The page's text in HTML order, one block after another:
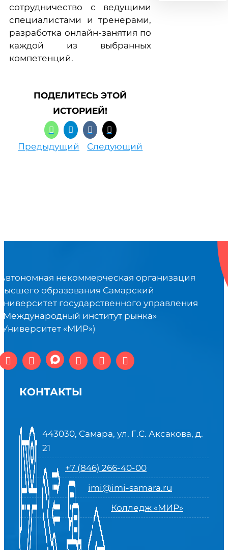
сотрудничество с ведущими
специалистами и тренерами,
разработка онлайн-занятия по
каждой из выбранных
компетенций.
ПОДЕЛИТЕСЬ ЭТОЙ
ИСТОРИЕЙ!
Предыдущий Следующий
некоммерческая организация
образования Самарский
государственного управления
институт рынка»
«МИР»)
КОНТАКТЫ
443030, Самара, ул. Г.С. Аксакова, д.
21
+7 (846) 266-40-00
imi@imi-samara.ru
Колледж «МИР»